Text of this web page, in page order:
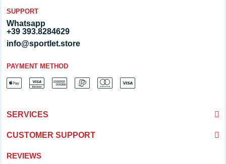
SUPPORT
Whatsapp
+39 393.8284629
info@sportlet.store
PAYMENT METHOD
SERVICES
CUSTOMER SUPPORT
REVIEWS